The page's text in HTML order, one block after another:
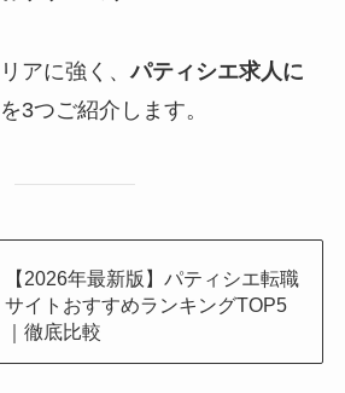
アに強く、パティシエ求人に
を3つご紹介します。
【2026年最新版】パティシエ転職
サイトおすすめランキングTOP5
｜徹底比較